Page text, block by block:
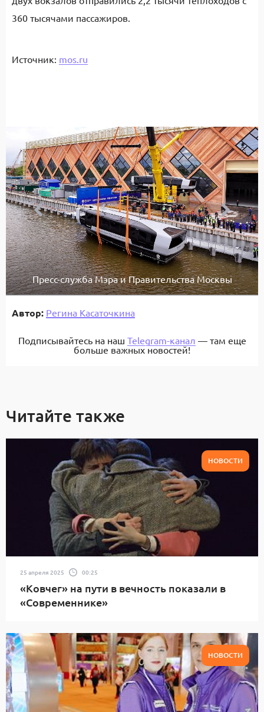
360 тысячами пассажиров.
Источник: mos.ru
Пресс-служба Мэра и Правительства Москвы
Автор: Регина Касаточкина
Подписывайтесь на наш Telegram-канал — там еще
больше важных новостей!
Читайте также
НОВОСТИ
25 апреля 2025 00:25
«Ковчег» на пути в вечность показали в
«Современнике»
НОВОСТИ